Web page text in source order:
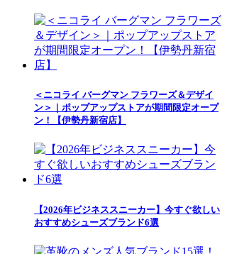
＜ニコライ バーグマン フラワーズ＆デザイ
ン＞｜ポップアップストアが期間限定オープ
ン！【伊勢丹新宿店】
【2026年ビジネススニーカー】今すぐ欲しい
おすすめシューズブランド6選